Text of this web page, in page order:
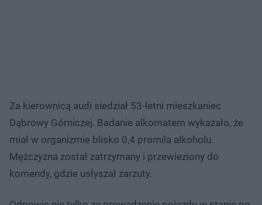
Za kierownicą audi siedział 53-letni mieszkaniec
Dąbrowy Górniczej. Badanie alkomatem wykazało, że
miał w organizmie blisko 0,4 promila alkoholu.
Mężczyzna został zatrzymany i przewieziony do
komendy, gdzie usłyszał zarzuty.